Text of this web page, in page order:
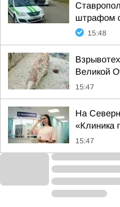
штрафом
15:48
Великой
15:47
На
«Клиника
15:47